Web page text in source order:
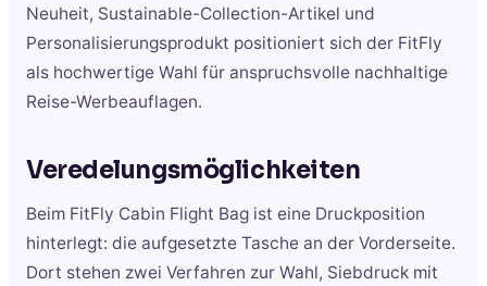
Neuheit, Sustainable-Collection-Artikel und
Personalisierungsprodukt positioniert sich der FitFly
als hochwertige Wahl für anspruchsvolle nachhaltige
Reise-Werbeauflagen.
Veredelungsmöglichkeiten
Beim FitFly Cabin Flight Bag ist eine Druckposition
hinterlegt: die aufgesetzte Tasche an der Vorderseite.
Dort stehen zwei Verfahren zur Wahl, Siebdruck mit